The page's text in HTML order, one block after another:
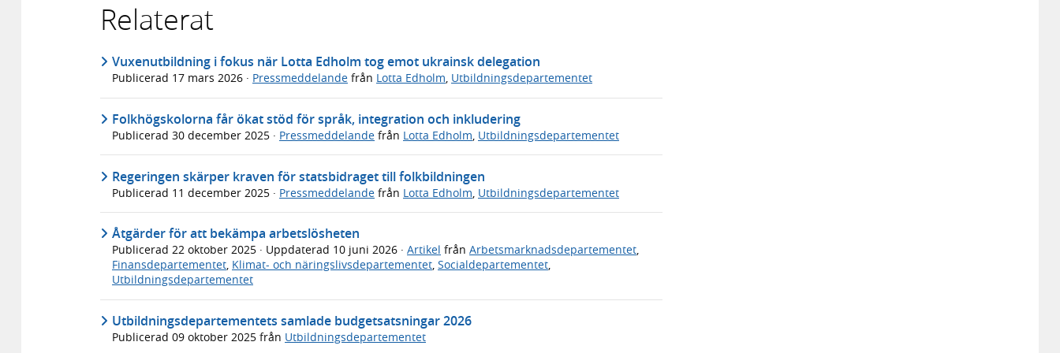
Relaterat
Vuxenutbildning i fokus när Lotta Edholm tog emot ukrainsk delegation
Publicerad 17 mars 2026 · Pressmeddelande från Lotta Edholm, Utbildningsdepartementet
Folkhögskolorna får ökat stöd för språk, integration och inkludering
Publicerad 30 december 2025 · Pressmeddelande från Lotta Edholm, Utbildningsdepartementet
Regeringen skärper kraven för statsbidraget till folkbildningen
Publicerad 11 december 2025 · Pressmeddelande från Lotta Edholm Utbildningsdepartementet
Åtgärder för att bekämpa arbetslösheten
Publicerad 22 oktober 2025 · Uppdaterad 10 juni 2026 · Artikel från Arbetsmarknadsdepartementet,
Finansdepartementet, Klimat- och näringslivsdepartementet, Socialdepartementet,
Utbildningsdepartementet
Utbildningsdepartementets samlade budgetsatsningar 2026
Publicerad 09 oktober 2025 från Utbildningsdepartementet